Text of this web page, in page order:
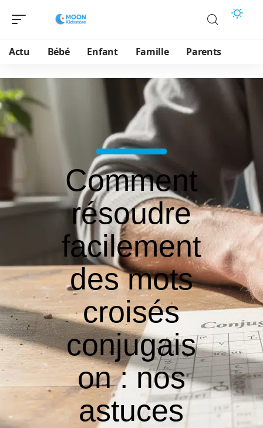
Actu Bébé Enfant Famille Parents
Comment
résoudre
facilement
des mots
croisés
conjugais
on : nos
astuces